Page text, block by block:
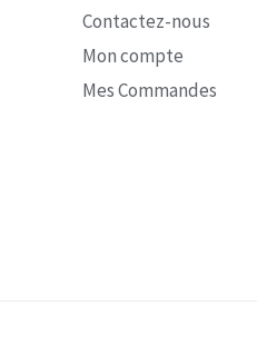
Contactez-nous
Mon compte
Mes Commandes